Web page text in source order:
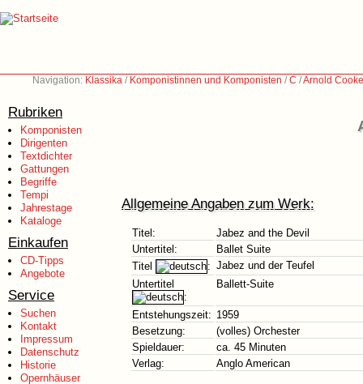
Navigation: Klassika / Komponistinnen und Komponisten /C /Arnold
Rubriken
Komponisten
Dirigenten
Textdichter
Gattungen
Begriffe
Tempi
Jahrestage
Kataloge
Einkaufen
CD-Tipps
Angebote
Service
Suchen
Kontakt
Impressum
Datenschutz
Historie
Opernhäuser
Allgemeine Angaben zum Werk:
Titel:
Jabez and the Devil
Untertitel:
Ballet Suite
Titel
: Jabez und der Teufel
Untertitel
:
Ballett-Suite
Entstehungszeit: 1959
Besetzung:
(volles) Orchester
Spieldauer:
ca. 45 Minuten
Verlag:
Anglo American